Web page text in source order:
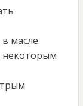
масле.
некоторым